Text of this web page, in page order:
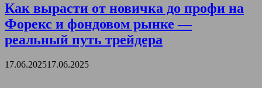
Как вырасти от новичка до профи на
Форекс и фондовом рынке —
реальный путь трейдера
17.06.202517.06.2025